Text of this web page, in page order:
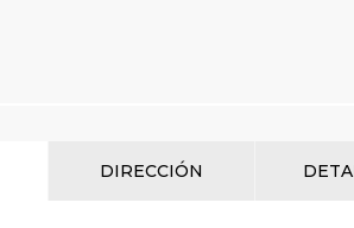
DIRECCIÓN